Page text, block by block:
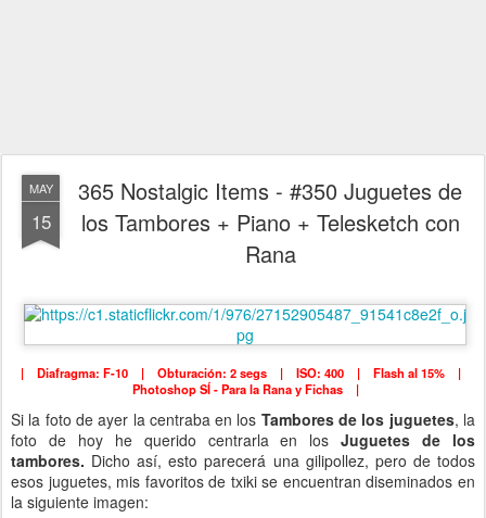
MAY
15
365 Nostalgic Items - #350 Juguetes de
los Tambores + Piano + Telesketch con
Rana
| Diafragma: F-10 | Obturación: 2 segs | ISO: 400 | Flash al 15% |
Photoshop SÍ - Para la Rana y Fichas |
Si la foto de ayer la centraba en los Tambores de los juguetes, la
foto de hoy he querido centrarla en losJuguetes de los
tambores. Dicho así, esto parecerá una gilipollez, pero de todos
esos juguetes, mis favoritos de txiki se encuentran diseminados en
la siguiente imagen: